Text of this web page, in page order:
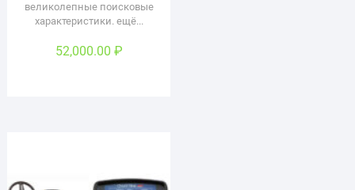
великолепные поисковые
характеристики. ещё...
52,000.00 ₽